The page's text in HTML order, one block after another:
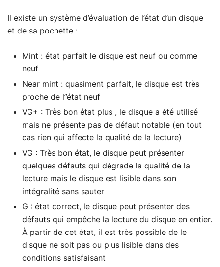
Il existe un système d’évaluation de l’état d’un disque
et de sa pochette :
Mint : état parfait le disque est neuf ou comme
neuf
Near mint : quasiment parfait, le disque est très
proche de l”état neuf
VG+ : Très bon état plus , le disque a été utilisé
mais ne présente pas de défaut notable (en tout
cas rien qui affecte la qualité de la lecture)
VG : Très bon état, le disque peut présenter
quelques défauts qui dégrade la qualité de la
lecture mais le disque est lisible dans son
intégralité sans sauter
G : état correct, le disque peut présenter des
défauts qui empêche la lecture du disque en entier.
À partir de cet état, il est très possible de le
disque ne soit pas ou plus lisible dans des
conditions satisfaisant